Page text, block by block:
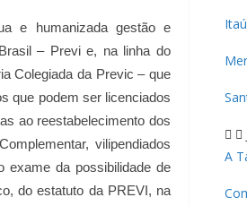
e humanizada gestão e
– Previ e, na linha do
Colegiada da Previc – que
que podem ser licenciados
ao reestabelecimento dos
vilipendiados
exame da possibilidade de
do estatuto da PREVI, na
Itaú
A